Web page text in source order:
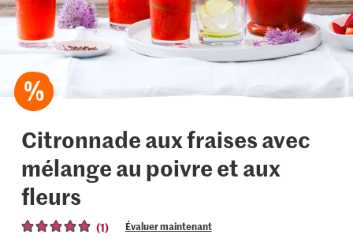
Citronnade aux fraises avec
mélange au poivre et aux
fleurs
(1) Évaluer maintenant